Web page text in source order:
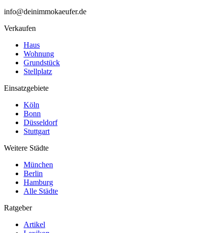
info@deinimmokaeufer.de
Verkaufen
Haus
Wohnung
Grundstück
Stellplatz
Einsatzgebiete
Köln
Bonn
Düsseldorf
Stuttgart
Weitere Städte
München
Berlin
Hamburg
Alle Städte
Ratgeber
Artikel